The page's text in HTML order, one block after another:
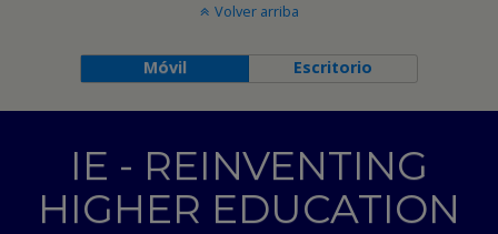
Volver arriba
Móvil Escritorio
IE - REINVENTING
HIGHER EDUCATION